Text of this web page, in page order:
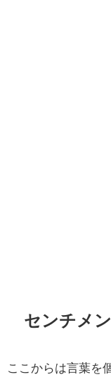
センチメ
ここからは言葉を